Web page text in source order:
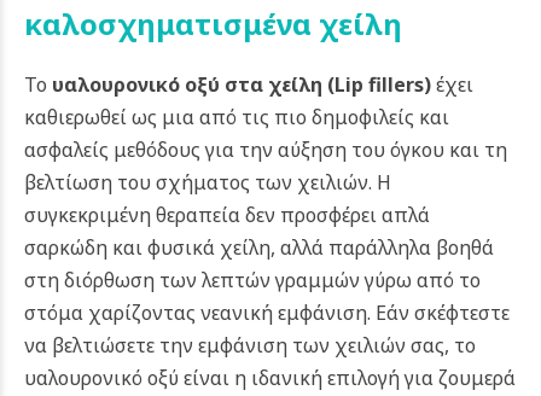
καλοσχηματισμένα χείλη
Το υαλουρονικό οξύ στα χείλη (Lip fillers)έχει
καθιερωθεί ως μια από τις πιο δημοφιλείς και
ασφαλείς μεθόδους για την αύξηση του όγκου και τη
βελτίωση του σχήματος των χειλιών. Η
συγκεκριμένη θεραπεία δεν προσφέρει απλά
σαρκώδη και φυσικά χείλη, αλλά παράλληλα βοηθά
στη διόρθωση των λεπτών γραμμών γύρω από το
στόμα χαρίζοντας νεανική εμφάνιση. Εάν σκέφτεστε
να βελτιώσετε την εμφάνιση των χειλιών σας, το
υαλουρονικό οξύ είναι η ιδανική επιλογή για ζουμερά